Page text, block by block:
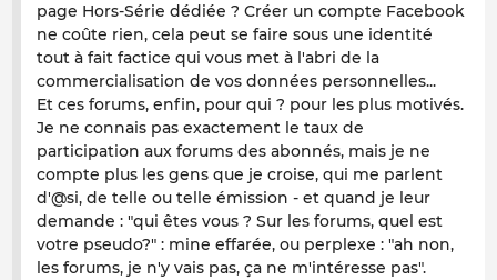
page Hors-Série dédiée ? Créer un compte Facebook
ne coûte rien, cela peut se faire sous une identité
tout à fait factice qui vous met à l'abri de la
commercialisation de vos données personnelles...
Et ces forums, enfin, pour qui ? pour les plus motivés.
Je ne connais pas exactement le taux de
participation aux forums des abonnés, mais je ne
compte plus les gens que je croise, qui me parlent
d'@si, de telle ou telle émission - et quand je leur
demande : "qui êtes vous ? Sur les forums, quel est
votre pseudo?" : mine effarée, ou perplexe : "ah non,
les forums, je n'y vais pas, ça ne m'intéresse pas".